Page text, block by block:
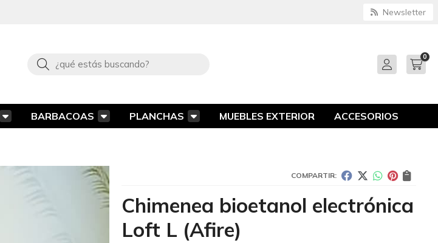
Newsletter
Buscar 0
BARBACOAS PLANCHAS MUEBLES EXTERIOR ACCESORIOS
COMPARTIR:
Chimenea bioetanol electrónica
Loft L (Afire)